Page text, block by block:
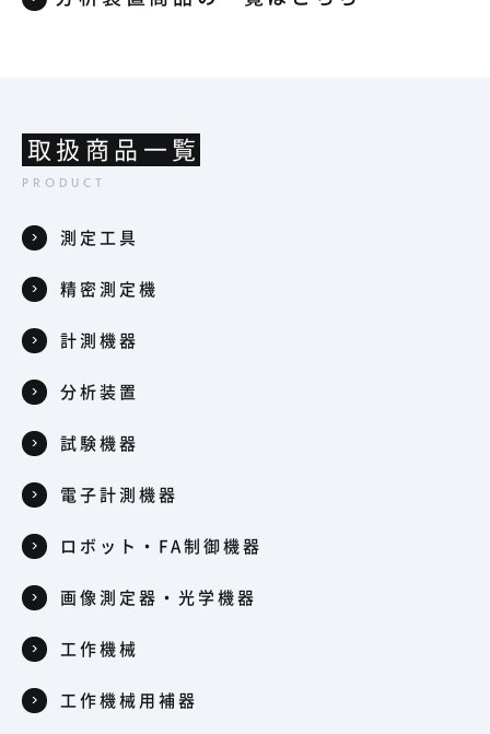
取扱商品一覧
測定工具
精密測定機
計測機器
分析装置
試験機器
電子計測機器
ロボット・FA制御機器
画像測定器・光学機器
工作機械
工作機械用補器